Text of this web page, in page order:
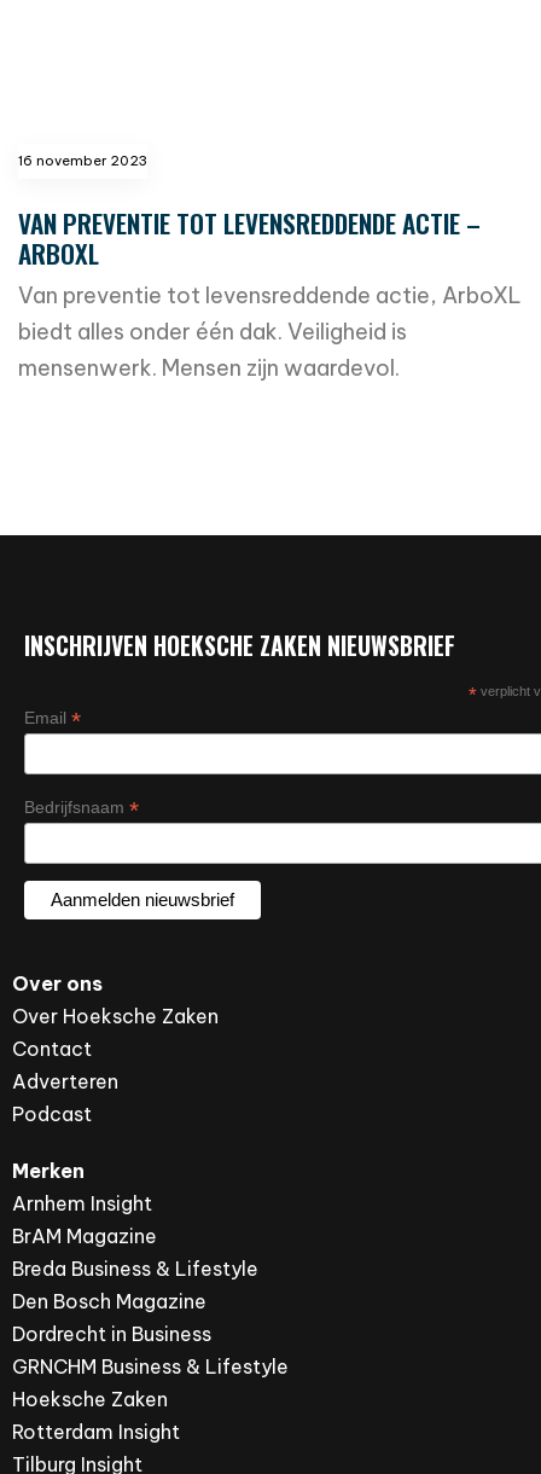
16 november 2023
VAN PREVENTIE TOT LEVENSREDDENDE ACTIE –
ARBOXL
Van preventie tot levensreddende actie, ArboXL
biedt alles onder één dak. Veiligheid is
mensenwerk. Mensen zijn waardevol.
INSCHRIJVEN HOEKSCHE ZAKEN NIEUWSBRIEF
*verplicht
Email *
Bedrijfsnaam *
Over ons
Over Hoeksche Zaken
Contact
Adverteren
Podcast
Merken
Arnhem Insight
BrAM Magazine
Breda Business & Lifestyle
Den Bosch Magazine
Dordrecht in Business
GRNCHM Business & Lifestyle
Hoeksche Zaken
Rotterdam Insight
Tilburg Insight